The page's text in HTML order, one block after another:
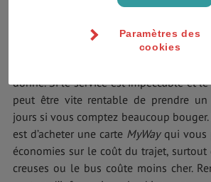
Titres de transport
donné. Si le service est impeccable et
peut être vite rentable de prendre un
jours si vous comptez beaucoup
est d’acheter une carte MyWayqui vous
économies sur le coût du trajet, surtout
creuses ou le bus coûte moins cher.
Paramètres des
cookies